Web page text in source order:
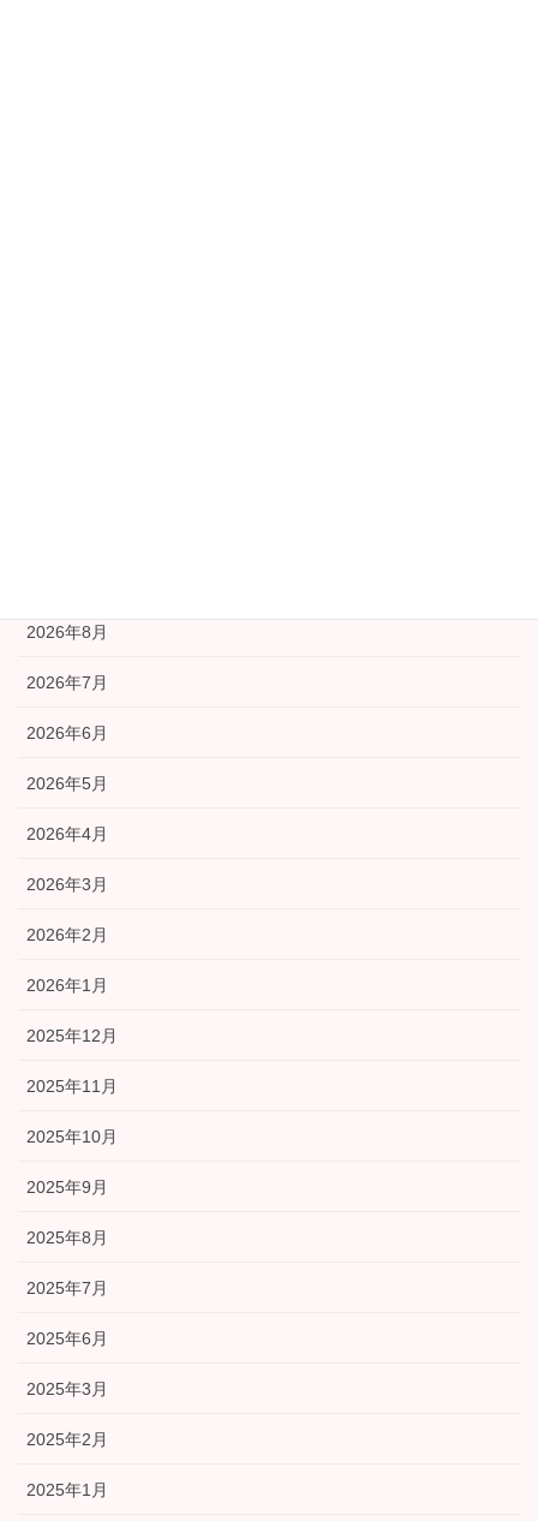
2026年8月
2026年7月
2026年6月
2026年5月
2026年4月
2026年3月
2026年2月
2026年1月
2025年12月
2025年11月
2025年10月
2025年9月
2025年8月
2025年7月
2025年6月
2025年3月
2025年2月
2025年1月